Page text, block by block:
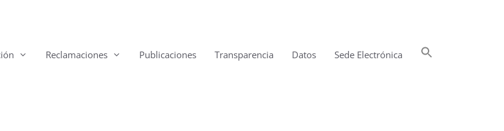
Reclamaciones Publicaciones Transparencia Datos Sede Electrónica